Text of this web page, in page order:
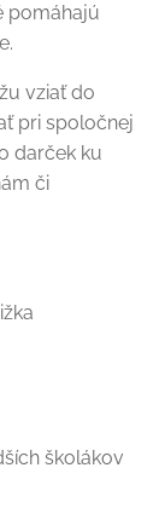
pomáhajú
vziať do
pri spoločnej
darček ku
či
školákov